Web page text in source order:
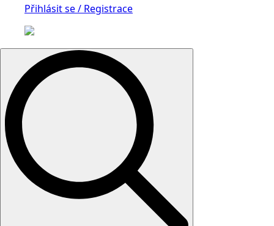
Přihlásit se / Registrace
Search